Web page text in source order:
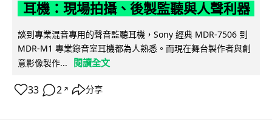
耳機：現場拍攝、後製監聽與人聲利器
談到專業混音專用的聲音監聽耳機，Sony 經典 MDR-7506 到
MDR-M1 專業錄音室耳機都為人熟悉。而現在舞台製作者與創
意影像製作...
閱讀全文
33 2 ↗ 分享